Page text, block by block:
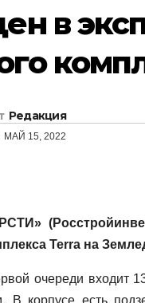
в
Редакция
МАЙ 15, 2022
Terra на
очереди входит
В корпусе есть